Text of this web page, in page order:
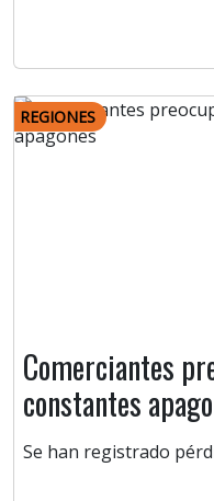
REGIONES
Comerciantes
constantes
Se han registrado